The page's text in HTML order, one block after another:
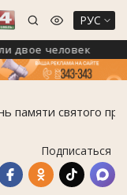
РУС
человек
памяти святого
Подписаться